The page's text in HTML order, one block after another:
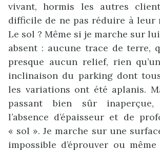
vivant, hormis les autres
difficile de ne pas réduire à leur
Le sol ? Même si je marche sur
absent : aucune trace de terre,
presque aucun relief, rien
inclinaison du parking dont
les variations ont été aplanis.
passant bien sûr
l’absence d’épaisseur et de
« sol ». Je marche sur une
impossible d’éprouver ou